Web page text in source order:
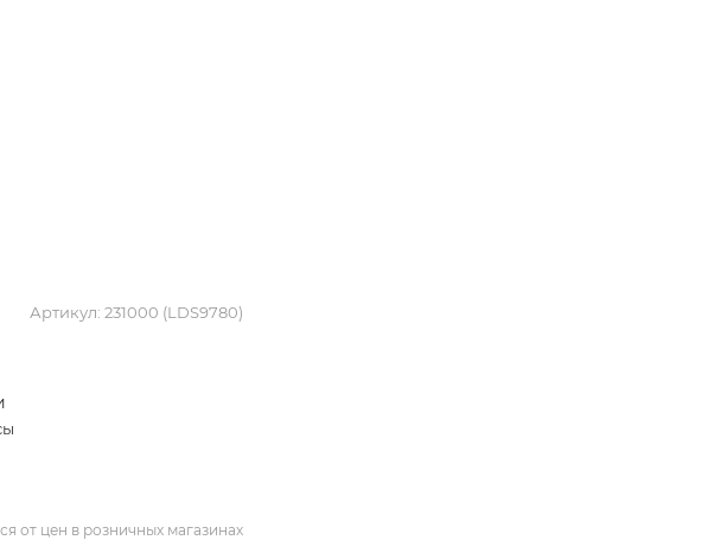
Артикул: 231000 (LDS9780)
от цен в розничных магазинах